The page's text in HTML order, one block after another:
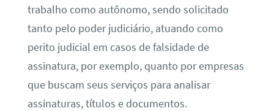
trabalho como autônomo, sendo solicitado
tanto pelo poder judiciário, atuando como
perito judicial em casos de falsidade de
assinatura, por exemplo, quanto por empresas
que buscam seus serviços para analisar
assinaturas, títulos e documentos.